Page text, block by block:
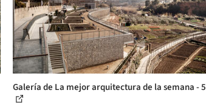
Galería de La mejor arquitectura de la semana - 5